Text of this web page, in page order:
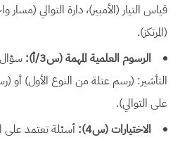
قياس التيار (الأمبير)، دارة التوالي (مسار
(المرتكز).
الرسوم العلمية المهمة (س3/أ):
التأشير: (رسم عتلة من النوع الأول) أو
على التوالي).
الاختيارات (س4):
أسئلة تعتمد على